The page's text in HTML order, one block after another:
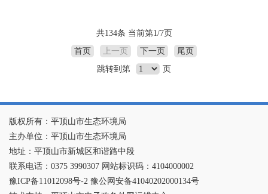
共134条 当前第1/7页
首页
上一页 下一页
尾页
跳转到第
页
版权所有：平顶山市生态环境局
主办单位：平顶山市生态环境局
地址：平顶山市新城区和谐路中段
联系电话：0375 3990307 网站标识码：4104000002
豫ICP备11012098号-2 豫公网安备41040202000134号